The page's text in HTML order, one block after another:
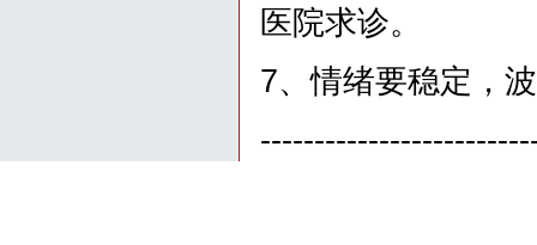
医院求诊。
7、情绪要稳定，